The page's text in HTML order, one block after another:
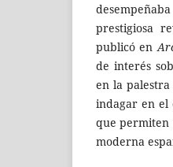
prestigiosa
publicó en
de interés
en la
indagar en el
que permiten
moderna